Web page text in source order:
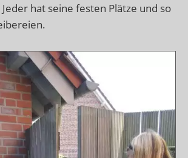
hat seine festen Plätze und so